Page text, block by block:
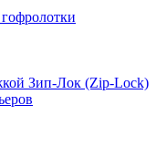
Зип-Лок (Zip-Lock)